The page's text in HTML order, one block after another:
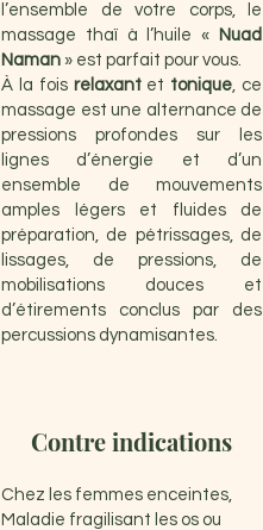
l’ensemble de votre corps, le
massage thaï à l’huile «
Nuad
Naman » est parfait pour vous.
À la fois relaxant et tonique, ce
massage est une alternance de
pressions profondes sur les
lignes d’énergie et d’un
ensemble de mouvements
amples légers et fluides de
préparation, de pétrissages, de
lissages, de pressions, de
mobilisations douces et
d’étirements conclus par des
percussions dynamisantes.
Contre indications
Chez les femmes enceintes,
Maladie fragilisant les os ou